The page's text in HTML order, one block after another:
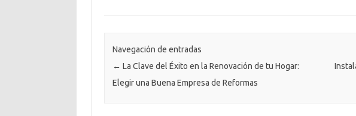
Navegación de entradas
← La Clave del Éxito en la Renovación de tu Hogar:
Elegir una Buena Empresa de Reformas